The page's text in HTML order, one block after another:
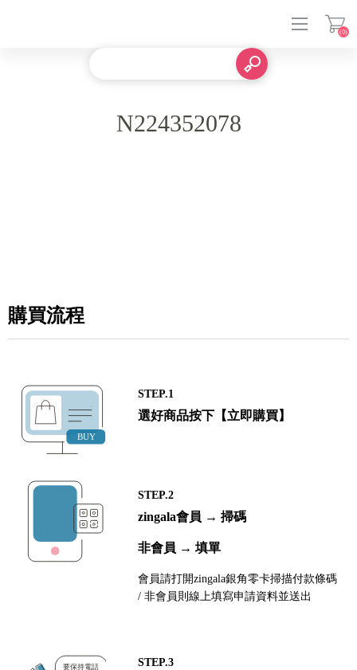
(0)
N224352078
購買流程
STEP.1
選好商品按下【立即購買】
STEP.2
zingala會員 → 掃碼
非會員 → 填單
會員請打開zingala銀角零卡掃描付款條碼
/ 非會員則線上填寫申請資料並送出
STEP.3